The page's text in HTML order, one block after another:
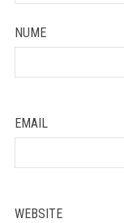
NUME
EMAIL
WEBSITE